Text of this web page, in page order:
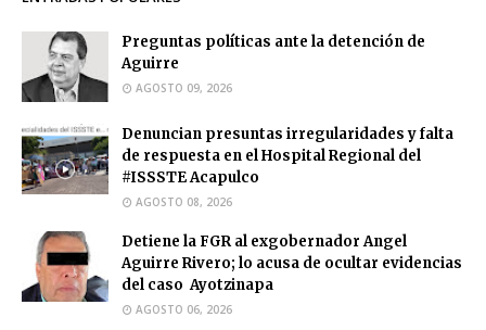
Preguntas políticas ante la detención de
Aguirre
AGOSTO 09, 2026
Denuncian presuntas irregularidades y falta
de respuesta en el Hospital Regional del
#ISSSTE Acapulco
AGOSTO 08, 2026
Detiene la FGR al exgobernador Angel
Aguirre Rivero; lo acusa de ocultar evidencias
del caso Ayotzinapa
AGOSTO 06, 2026